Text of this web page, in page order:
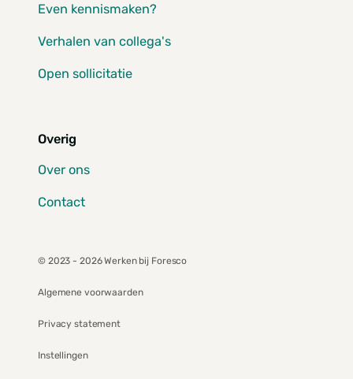
Even kennismaken?
Verhalen van collega's
Open sollicitatie
Overig
Over ons
Contact
© 2023 - 2026 Werken bij Foresco
Algemene voorwaarden
Privacy statement
Instellingen